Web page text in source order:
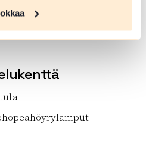
7 , Hattula
Pappilanniemen